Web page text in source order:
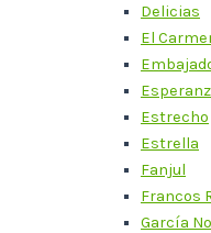
Delicias
El
Estrecho
Estrella
Fanjul
Francos
García